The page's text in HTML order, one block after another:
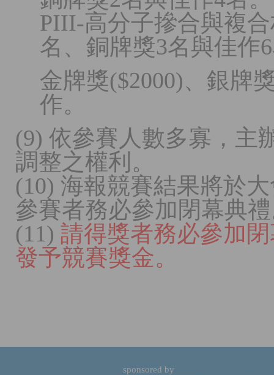
PIII-高分子摻合與複
名、銅牌獎3名與佳作
金牌獎($2000)、銀牌
作。
(9) 依參賽人數多寡，主
調整之權利。
(10) 海報競賽結果將於
參賽者務必參加閉幕典
(11) 請得獎者務必參加
發予競賽獎金。
sponsored by